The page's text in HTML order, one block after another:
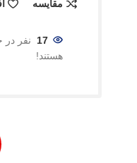
مقایسه
17 نفر
هستند!